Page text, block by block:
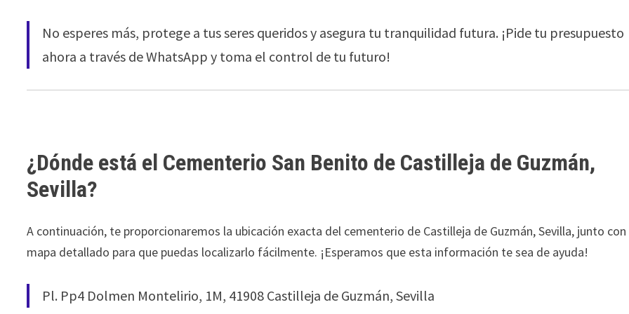
No esperes más, protege a tus seres queridos y asegura tu tranquilidad futura. ¡Pide tu presupuesto
ahora a través de WhatsApp y toma el control de tu futuro!
¿Dónde está el Cementerio San Benito de Castilleja de Guzmán,
Sevilla?
A continuación, te proporcionaremos la ubicación exacta del cementerio de Castilleja de Guzmán, Sevilla, junto con
mapa detallado para que puedas localizarlo fácilmente. ¡Esperamos que esta información te sea de ayuda!
Pl. Pp4 Dolmen Montelirio, 1M, 41908 Castilleja de Guzmán, Sevilla